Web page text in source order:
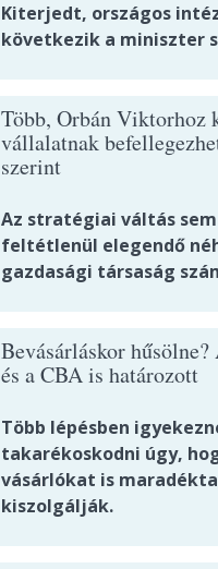
Kiterjedt, országos
következik a miniszter
Több, Orbán Viktorhoz
vállalatnak
szerint
Az stratégiai váltás sem
feltétlenül elegendő
gazdasági társaság
Bevásárláskor
és a CBA is határozott
Több lépésben
takarékoskodni úgy,
vásárlókat is
kiszolgálják.